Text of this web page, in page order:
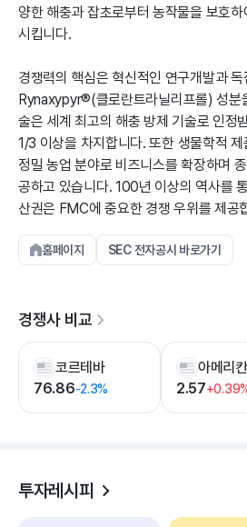
양한 해충과 잡초로부터 농작물을 보호
시킵니다.
경쟁력의 핵심은 혁신적인 연구개발과
Rynaxypyr®(클로란트라닐리프롤) 성분
술은 세계 최고의 해충 방제 기술로 인정
1/3 이상을 차지합니다. 또한 생물학적
정밀 농업 분야로 비즈니스를 확장하며
공하고 있습니다. 100년 이상의 역사를
산권은 FMC에 중요한 경쟁 우위를 제공
홈페이지 SEC 전자공시 바로가기
경쟁사 비교
코르테바
76.86-2.3%
2.57
투자레시피